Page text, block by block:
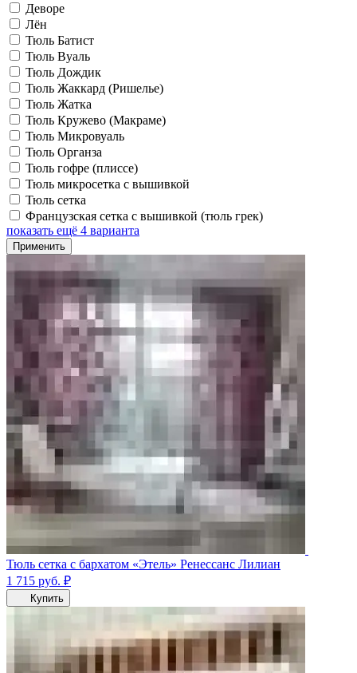
Деворе
Лён
Тюль Батист
Тюль Вуаль
Тюль Дождик
Тюль Жаккард (Ришелье)
Тюль Жатка
Тюль Кружево (Макраме)
Тюль Микровуаль
Тюль Органза
Тюль гофре (плиссе)
Тюль микросетка с вышивкой
Тюль сетка
Французская сетка с вышивкой (тюль грек)
показать ещё 4 варианта
Применить
Тюль сетка с бархатом «Этель» Ренессанс Лилиан
1 715 руб. ₽
Купить